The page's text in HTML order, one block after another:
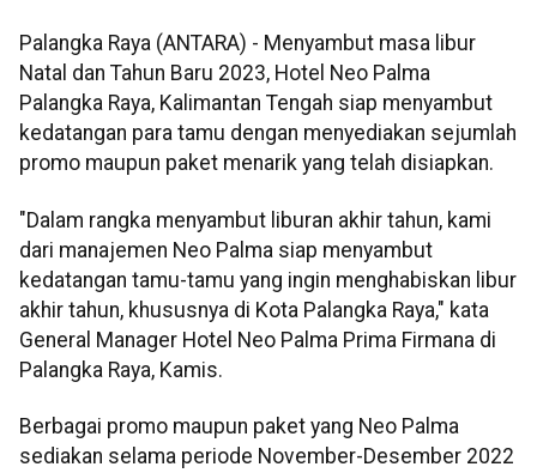
Palangka Raya (ANTARA) - Menyambut masa libur
Natal dan Tahun Baru 2023, Hotel Neo Palma
Palangka Raya, Kalimantan Tengah siap menyambut
kedatangan para tamu dengan menyediakan sejumlah
promo maupun paket menarik yang telah disiapkan.
"Dalam rangka menyambut liburan akhir tahun, kami
dari manajemen Neo Palma siap menyambut
kedatangan tamu-tamu yang ingin menghabiskan libur
akhir tahun, khususnya di Kota Palangka Raya," kata
General Manager Hotel Neo Palma Prima Firmana di
Palangka Raya, Kamis.
Berbagai promo maupun paket yang Neo Palma
sediakan selama periode November-Desember 2022